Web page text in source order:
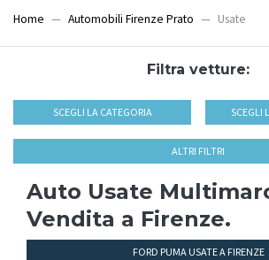
Home Automobili Firenze Prato Usate
Filtra vetture:
SCEGLI LA CATEGORIA SCEGLI
ALTRI FILTRI
Auto Usate
Vendita a Firenze.
FORD PUMA USATE A FIRENZE